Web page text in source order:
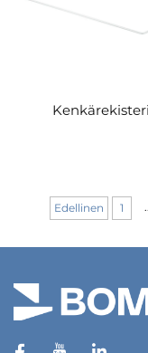
Kenkärekisteri
Edellinen 1